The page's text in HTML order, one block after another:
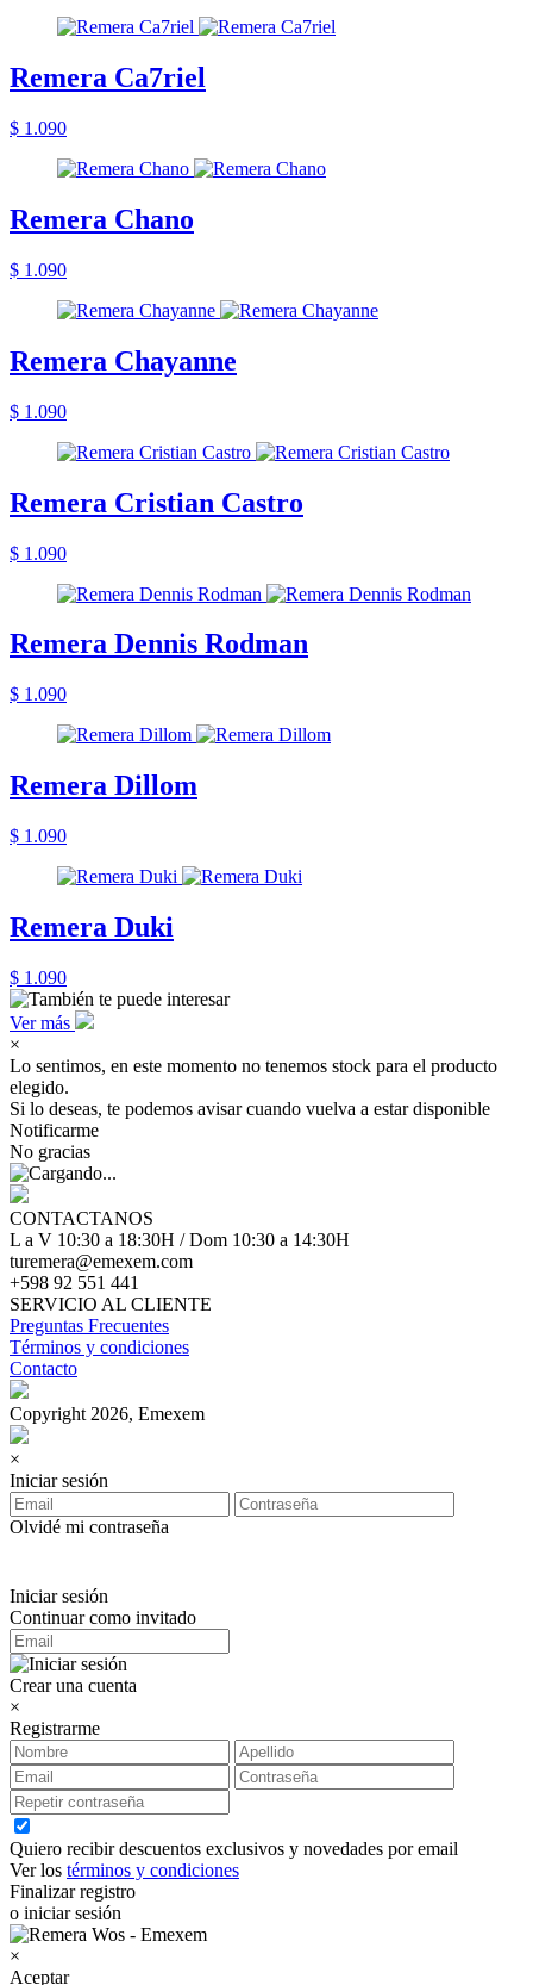
Remera Ca7riel
$ 1.090
Remera Chano
$ 1.090
Remera Chayanne
$ 1.090
Remera Cristian Castro
$ 1.090
Remera Dennis Rodman
$ 1.090
Remera Dillom
$ 1.090
Remera Duki
$ 1.090
Ver más
×
Lo sentimos, en este momento no tenemos stock para el producto
elegido.
Si lo deseas, te podemos avisar cuando vuelva a estar disponible
Notificarme
No gracias
CONTACTANOS
L a V 10:30 a 18:30H / Dom 10:30 a 14:30H
turemera@emexem.com
+598 92 551 441
SERVICIO AL CLIENTE
Preguntas Frecuentes
Términos y condiciones
Contacto
Copyright 2026, Emexem
×
Iniciar sesión
Olvidé mi contraseña
Iniciar sesión
Continuar como invitado
Crear una cuenta
×
Registrarme
Quiero recibir descuentos exclusivos y novedades por email
Ver los términos y condiciones
Finalizar registro
o iniciar sesión
×
Aceptar